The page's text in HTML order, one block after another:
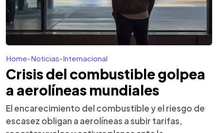
Home-Noticias-Internacional
Crisis del combustible golpea
a aerolíneas mundiales
El encarecimiento del combustible y el riesgo de
escasez obligan a aerolíneas a subir tarifas,